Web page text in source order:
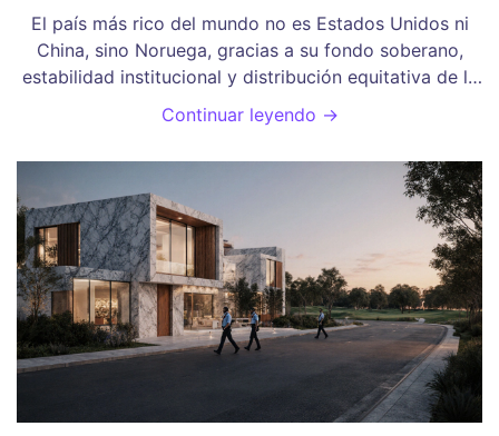
El país más rico del mundo no es Estados Unidos ni
China, sino Noruega, gracias a su fondo soberano,
estabilidad institucional y distribución equitativa de la
riqueza. Argentina tiene potencial, pero necesita
reformas estructurales para avanzar.
Continuar leyendo →